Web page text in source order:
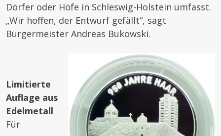
Dörfer oder Höfe in Schleswig-Holstein umfasst.
„Wir hoffen, der Entwurf gefällt“, sagt
Bürgermeister Andreas Bukowski.
Limitierte
Auflage aus
Edelmetall
Für